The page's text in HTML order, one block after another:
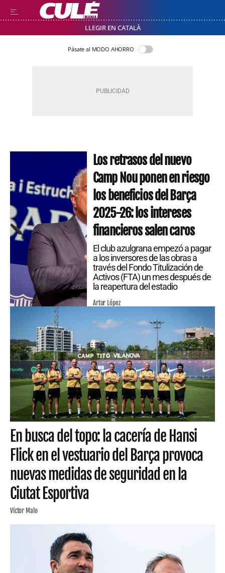
LLEGIR EN CATALÀ
Pásate al MODO AHORRO
Los retrasos del nuevo
Camp Nou ponen en riesgo
los beneficios del Barça
2025-26: los intereses
financieros salen caros
El club azulgrana empezó a pagar
a los inversores de las obras a
través del Fondo Titulización de
Activos (FTA) un mes después de
la reapertura del estadio
Artur López
En busca del topo: la cacería de Hansi
Flick en el vestuario del Barça provoca
nuevas medidas de seguridad en la
Ciutat Esportiva
Víctor Malo